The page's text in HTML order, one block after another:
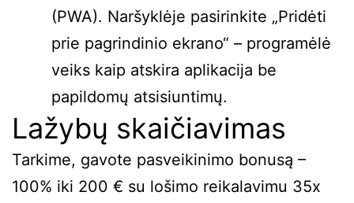
(PWA). Naršyklėje pasirinkite „Pridėti
prie pagrindinio ekrano“ – programėlė
veiks kaip atskira aplikacija be
papildomų atsisiuntimų.
Lažybų skaičiavimas
Tarkime, gavote pasveikinimo bonusą –
100% iki 200 € su lošimo reikalavimu 35x